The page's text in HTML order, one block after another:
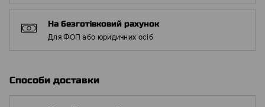
На безготівковий рахунок
Для ФОП або юридичних осіб
Способи доставки